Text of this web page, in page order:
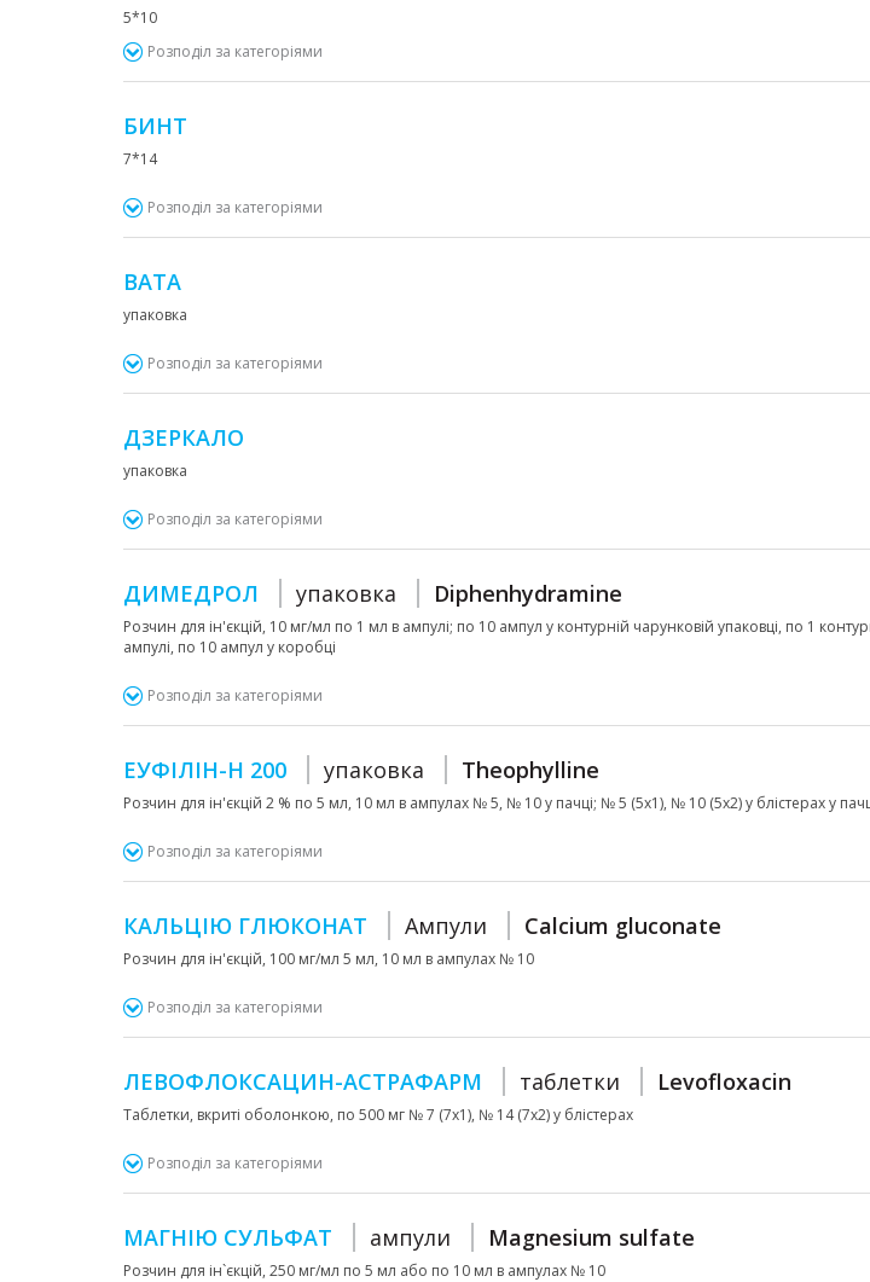
5*10
Розподіл за категоріями
БИНТ
7*14
Розподіл за категоріями
ВАТА
упаковка
Розподіл за категоріями
ДЗЕРКАЛО
упаковка
Розподіл за категоріями
ДИМЕДРОЛ упаковка Diphenhydramine
Розчин для ін'єкцій, 10 мг/мл по 1 мл в ампулі; по 10 ампул у контурній чарунковій упаковці, по 1
ампулі, по 10 ампул у коробці
Розподіл за категоріями
ЕУФІЛІН-Н 200 упаковка Theophylline
Розчин для ін'єкцій 2 % по 5 мл, 10 мл в ампулах № 5, № 10 у пачці; № 5 (5х1), № 10 (5х2) у блістерах у
Розподіл за категоріями
КАЛЬЦІЮ ГЛЮКОНАТ Ампули Calcium gluconate
Розчин для ін'єкцій, 100 мг/мл 5 мл, 10 мл в ампулах № 10
Розподіл за категоріями
ЛЕВОФЛОКСАЦИН-АСТРАФАРМ таблетки Levofloxacin
Таблетки, вкриті оболонкою, по 500 мг № 7 (7х1), № 14 (7х2) у блістерах
Розподіл за категоріями
МАГНІЮ СУЛЬФАТ ампули Magnesium sulfate
Розчин для ін`єкцій, 250 мг/мл по 5 мл або по 10 мл в ампулах № 10